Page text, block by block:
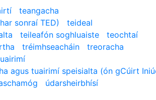
teangacha
sonraí TED)
teideal
teileafón soghluaiste
teochtaí
tréimhseacháin
treoracha
agus tuairimí speisialta (ón gCúirt
údarsheirbhísí